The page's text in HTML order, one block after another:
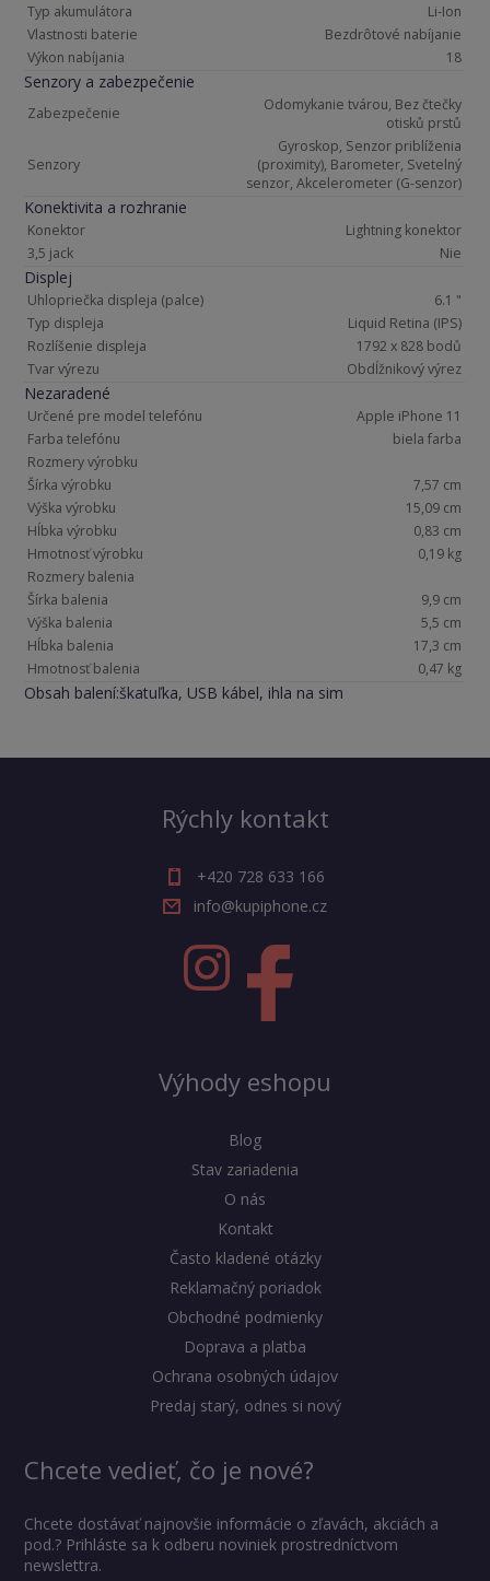
Typ akumulátora
Li-Ion
Vlastnosti baterie
Bezdrôtové nabíjanie
Výkon nabíjania
18
Senzory a zabezpečenie
Zabezpečenie
Odomykanie tvárou, Bez čtečky
otisků prstů
Senzory
Gyroskop, Senzor priblíženia
(proximity), Barometer, Svetelný
senzor, Akcelerometer (G-senzor)
Konektivita a rozhranie
Konektor
Lightning konektor
3,5 jack
Nie
Displej
Uhlopriečka displeja (palce)
6.1 "
Typ displeja
Liquid Retina (IPS)
Rozlíšenie displeja
1792 x 828 bodů
Tvar výrezu
Obdĺžnikový výrez
Nezaradené
Určené pre model telefónu
Apple iPhone 11
Farba telefónu
biela farba
Rozmery výrobku
Šírka výrobku
7,57 cm
Výška výrobku
15,09 cm
Hĺbka výrobku
0,83 cm
Hmotnosť výrobku
0,19 kg
Rozmery balenia
Šírka balenia
9,9 cm
Výška balenia
5,5 cm
Hĺbka balenia
17,3 cm
Hmotnosť balenia
0,47 kg
Obsah balení:škatuľka, USB kábel, ihla na sim
Rýchly kontakt
+420 728 633 166
info@kupiphone.cz
Výhody eshopu
Blog
Stav zariadenia
O nás
Kontakt
Často kladené otázky
Reklamačný poriadok
Obchodné podmienky
Doprava a platba
Ochrana osobných údajov
Predaj starý, odnes si nový
Chcete vedieť, čo je nové?
Chcete dostávať najnovšie informácie o zľavách, akciách a
pod.? Prihláste sa k odberu noviniek prostredníctvom
newslettra.